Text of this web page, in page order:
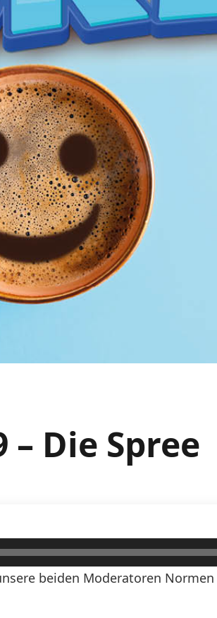
Die Spree
beiden Moderatoren